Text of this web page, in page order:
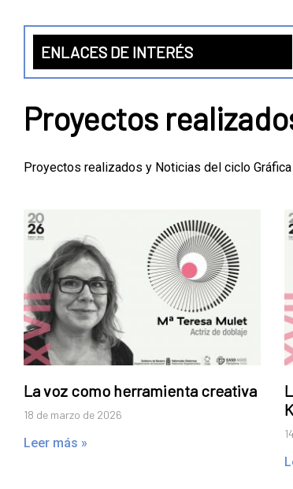
ENLACES DE INTERÉS
Proyectos
Proyectos realizados y Noticias del ciclo
La voz como herramienta creativa
18 de marzo de 2026
Leer más »